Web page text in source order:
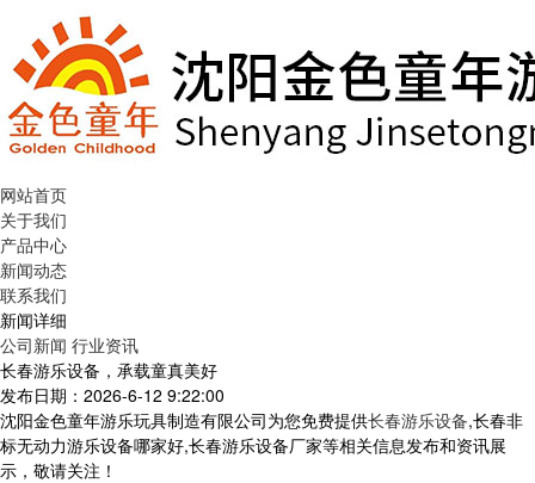
网站首页
关于我们
产品中心
新闻动态
联系我们
新闻详细
公司新闻 行业资讯
长春游乐设备，承载童真美好
发布日期：2026-6-12 9:22:00
沈阳金色童年游乐玩具制造有限公司为您免费提供长春游乐设备,长春非
标无动力游乐设备哪家好,长春游乐设备厂家等相关信息发布和资讯展
示，敬请关注！